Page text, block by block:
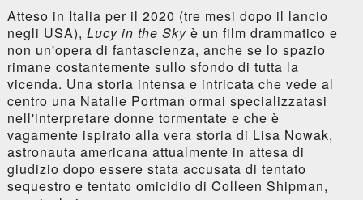
Atteso in Italia per il 2020 (tre mesi dopo il lancio
negli USA), Lucy in the Skyè un film drammatico e
non un'opera di fantascienza, anche se lo spazio
rimane costantemente sullo sfondo di tutta la
vicenda. Una storia intensa e intricata che vede al
centro una Natalie Portman ormai specializzatasi
nell'interpretare donne tormentate e che è
vagamente ispirato alla vera storia di Lisa Nowak,
astronauta americana attualmente in attesa di
giudizio dopo essere stata accusata di tentato
sequestro e tentato omicidio di Colleen Shipman,